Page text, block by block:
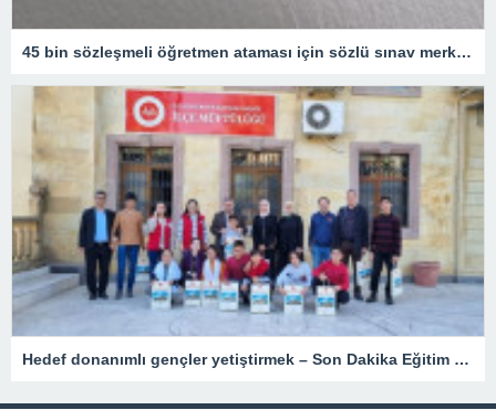
45 bin sözleşmeli öğretmen ataması için sözlü sınav merkezleri açıklandı
Hedef donanımlı gençler yetiştirmek – Son Dakika Eğitim Haberleri